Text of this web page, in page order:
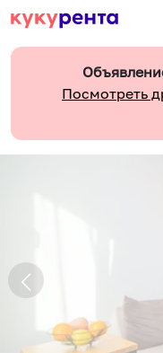
Посмотреть